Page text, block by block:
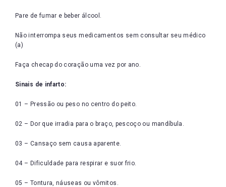
Pare de fumar e beber álcool.
Não interrompa seus medicamentos sem consultar seu médico
(a)
Faça checap do coração uma vez por ano.
Sinais de infarto:
01 – Pressão ou peso no centro do peito.
02 – Dor que irradia para o braço, pescoço ou mandíbula.
03 – Cansaço sem causa aparente.
04 – Dificuldade para respirar e suor frio.
05 – Tontura, náuseas ou vômitos.